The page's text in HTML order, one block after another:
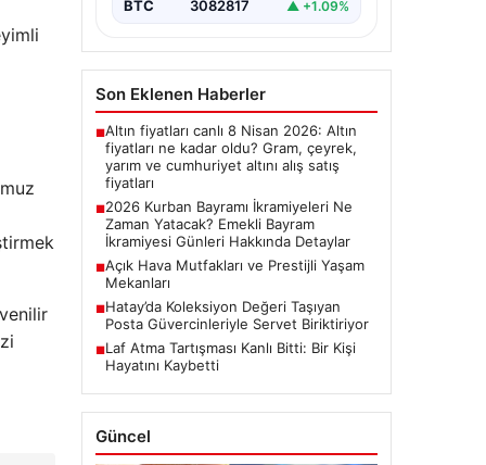
BTC 3082817 ▲ +1.09%
Son Eklenen Haberler
■Altın fiyatları canlı 8 Nisan 2026: Altın
fiyatları ne kadar oldu? Gram, çeyrek,
yarım ve cumhuriyet altını alış satış
fiyatları
■2026 Kurban Bayramı İkramiyeleri Ne
Zaman Yatacak? Emekli Bayram
İkramiyesi Günleri Hakkında Detaylar
■Açık Hava Mutfakları ve Prestijli Yaşam
Mekanları
■Hatay’da Koleksiyon Değeri Taşıyan
Posta Güvercinleriyle Servet Biriktiriyor
■Laf Atma Tartışması Kanlı Bitti: Bir Kişi
Hayatını Kaybetti
Güncel